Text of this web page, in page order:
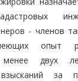
- членов
опыт
менее двух
взысканий за